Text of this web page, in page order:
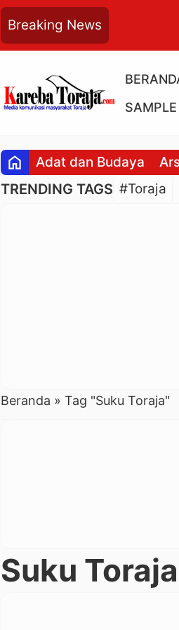
Breaking News
SAMPLE
home Adat dan Budaya
TRENDING TAGS #Toraja
Beranda » Tag "Suku Toraja"
Suku Toraja